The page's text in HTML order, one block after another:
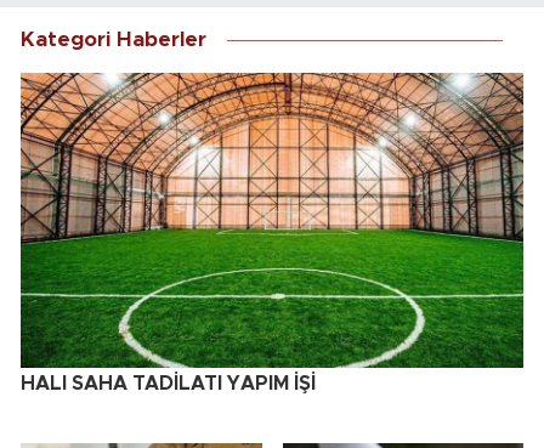
Kategori Haberler
HALI SAHA TADİLATI YAPIM İŞİ